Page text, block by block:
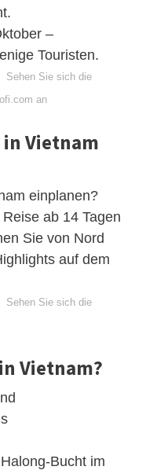
–
Touristen.
Sehen Sie sich die
an
Vietnam
einplanen?
ab 14 Tagen
Sie von Nord
auf dem
Sehen Sie sich die
Vietnam?
Bucht im